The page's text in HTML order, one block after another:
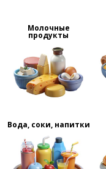
Молочные
продукты
Вода, соки, напитки